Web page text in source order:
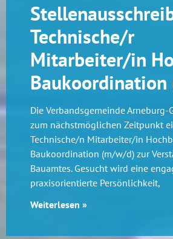
Technische/r
Mitarbeiter/in
Die Verbandsgemeinde
zum nächstmöglichen Zeitpunkt
Technische/n Mitarbeiter/in
Baukoordination (m/w/d) zur
Bauamtes. Gesucht wird eine
praxisorientierte Persönlichkeit,
Weiterlesen »